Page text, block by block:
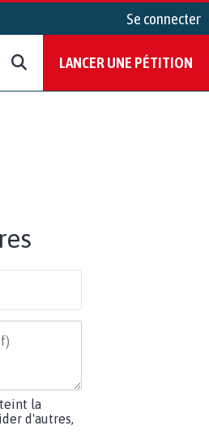
Se connecter
LANCER UNE PÉTITION
la
d'autres,